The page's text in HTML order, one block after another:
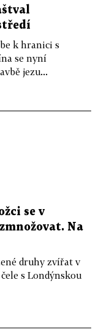
k hranici s
se nyní
jezu...
se v
Na
druhy zvířat v
s Londýnskou